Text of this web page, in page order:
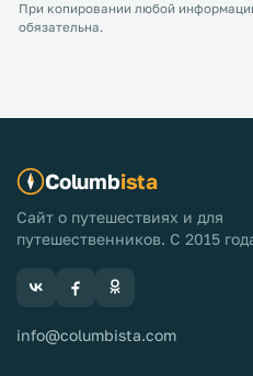
При копировании любой
обязательна.
Columbista
Сайт о путешествиях и для
путешественников. С 2015
info@columbista.com